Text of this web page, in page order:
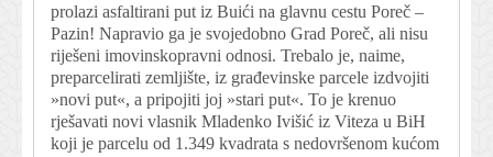
prolazi asfaltirani put iz Buići na glavnu cestu Poreč –
Pazin! Napravio ga je svojedobno Grad Poreč, ali nisu
riješeni imovinskopravni odnosi. Trebalo je, naime,
preparcelirati zemljište, iz građevinske parcele izdvojiti
»novi put«, a pripojiti joj »stari put«. To je krenuo
rješavati novi vlasnik Mladenko Ivišić iz Viteza u BiH
koji je parcelu od 1.349 kvadrata s nedovršenom kućom